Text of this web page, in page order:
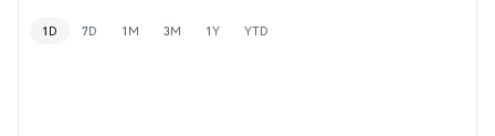
1D 7D 1M 3M 1Y YTD